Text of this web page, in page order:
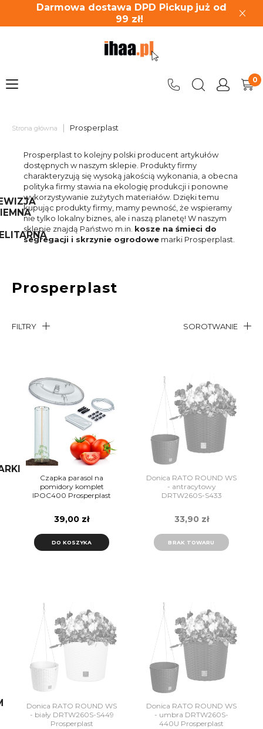
Darmowa dostawa DPD Pickup już od
99 zł!
Strona główna | Prosperplast
Prosperplast to kolejny polski producent artykułów
dostępnych w naszym sklepie. Produkty firmy
charakteryzują się wysoką jakością wykonania, a obecna
polityka firmy stawia na ekologię produkcji i ponowne
wykorzystywanie zużytych materiałów. Dzięki temu
kupując produkty firmy, mamy pewność, że wspieramy
nie tylko lokalny biznes, ale i naszą planetę! W naszym
sklepie znajdą Państwo m.in. kosze na śmieci do
segregacji i skrzynie ogrodowe marki Prosperplast.
Prosperplast
FILTRY SOROTWANIE
Czapka parasol na
pomidory komplet
IPOC400 Prosperplast
39,00 zł
DO KOSZYKA
Donica RATO ROUND WS
- antracytowy
DRTW260S-S433
33,90 zł
BRAK TOWARU
Donica RATO ROUND WS
- biały DRTW260S-S449
Prosperplast
Donica RATO ROUND WS
- umbra DRTW260S-
440U Prosperplast